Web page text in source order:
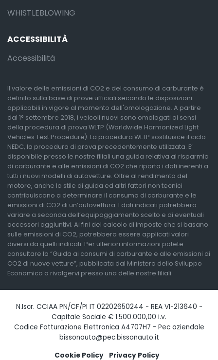
WHISTLEBLOWING
ACCESSIBILITÀ
Accessibilità
Il valore delle emissioni di CO2 e del consumo di carburante è
definito sulla base di prove ufficiali secondo le disposizioni
applicabili in vigore al momento dell'omologazione. A partire
dal 1° settembre 2018, i veicoli nuovi sono omologati ai sensi
della procedura di prova WLTP (Worldwide Harmonized Light
Vehicles Test Procedure). La procedura WLTP sostituisce il ciclo
NEDC, la procedura di prova precedentemente utilizzata. E’
disponibile presso le nostre filiali una guida relativa al risparmio
di carburante e alle emissioni di CO2 che riporta i dati inerenti a
tutti i nuovi modelli di autovetture. Oltre al rendimento del
motore, anche lo stile di guida ed altri fattori non tecnici
contribuiscono a determinare il consumo di carburante e le
emissioni di CO2 di un’autovettura. I dati indicati potrebbero
variare a seconda dell’equipaggiamento scelto e di eventuali
accessori aggiuntivi. Ai fini del calcolo di imposte che si basano
sulle emissioni di CO2, potrebbero essere applicati valori
diversi da quelli indicati. Per ulteriori informazioni potete
consultare la “Guida ai consumi di carburante e alle emissioni di
CO2 di nuove vetture”, pubblicata dal Ministero dello Sviluppo
Economico o rivolgervi presso una delle nostre filiali.
N.Iscr. CCIAA PN/CF/PI IT 02202650244 - REA VI-213640 -
Capitale Sociale € 1.500.000,00 i.v.
Codice Fatturazione Elettronica A4707H7 - Pec aziendale
bissonauto@pec.bissonauto.it
Cookie Policy
Privacy Policy